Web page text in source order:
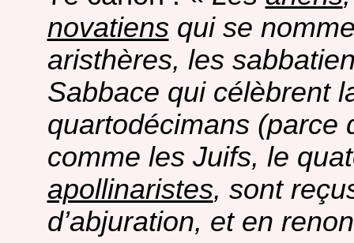
novatiensqui se
aristhères, les
Sabbace qui célèbrent
quartodécimans (parce
comme les Juifs, le
apollinaristes, sont
d’abjuration, et en